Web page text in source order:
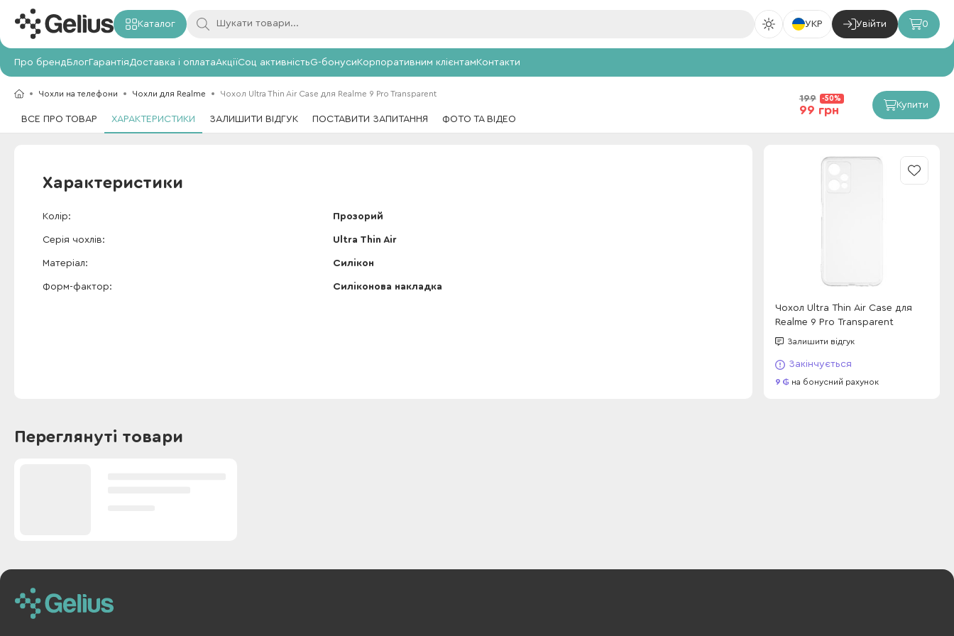
Каталог УКР Увійти 0
Про брендБлогГарантія Доставка і оплатаАкціїСоц активністьG-бонусиКорпоративним клієнтамКонтакти
Чохли на телефони Чохли для Realme Чохол Ultra Thin Air Case для Realme 9 Pro Transparent
ВСЕ ПРО ТОВАР ХАРАКТЕРИСТИКИ ЗАЛИШИТИ ВІДГУК ПОСТАВИТИ ЗАПИТАННЯ ФОТО ТА ВІДЕО
199 -50%
99 грн Купити
Характеристики
Колір Прозорий
Серія чохлів Ultra Thin Air
Матеріал Силікон
Форм-фактор Силіконова накладка
Чохол Ultra Thin Air Case для
Realme 9 Pro Transparent
Залишити відгук
Закінчується
9 на бонусний рахунок
Переглянуті товари